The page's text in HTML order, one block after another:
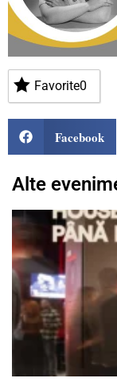
Favorite0
Facebook
Alte